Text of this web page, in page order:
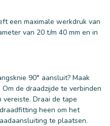
een maximale werkdruk van
van 20 t/m 40 mm en in
90° aansluit? Maak
. Om de draadzijde te verbinden
Draai de tape
heen om het
te plaatsen.